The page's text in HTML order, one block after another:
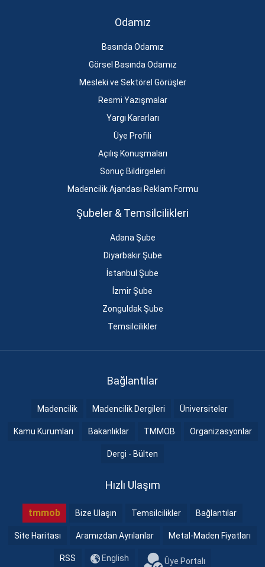
Odamız
Basında Odamız
Görsel Basında Odamız
Mesleki ve Sektörel Görüşler
Resmi Yazışmalar
Yargı Kararları
Üye Profili
Açılış Konuşmaları
Sonuç Bildirgeleri
Madencilik Ajandası Reklam Formu
Şubeler & Temsilcilikleri
Adana Şube
Diyarbakır Şube
İstanbul Şube
İzmir Şube
Zonguldak Şube
Temsilcilikler
Bağlantılar
Madencilik Madencilik Dergileri Üniversiteler
Kamu Kurumları Bakanlıklar TMMOB Organizasyonlar
Dergi - Bülten
Hızlı Ulaşım
tmmob Bize Ulaşın Temsilcilikler Bağlantılar
Site Haritası Aramızdan Ayrılanlar Metal-Maden Fiyatları
RSS English Üye Portalı